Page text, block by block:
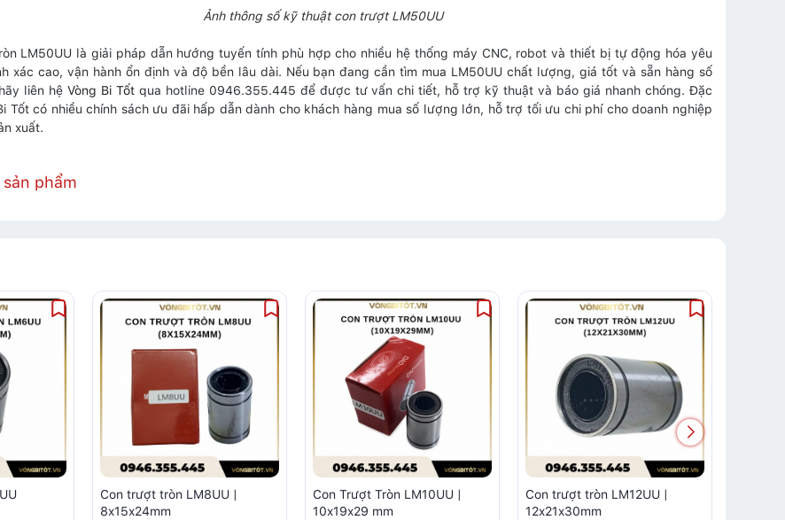
Ảnh thông số kỹ thuật con trượt LM50UU
LM50UU là giải pháp dẫn hướng tuyến tính phù hợp cho nhiều hệ thống máy CNC, robot và thiết bị tự động hóa yêu
xác cao, vận hành ổn định và độ bền lâu dài. Nếu bạn đang cần tìm mua LM50UU chất lượng, giá tốt và sẵn hàng số
liên hệ Vòng Bi Tốtqua hotline 0946.355.445 để được tư vấn chi tiết, hỗ trợ kỹ thuật và báo giá nhanh chóng. Đặc
Tốt có nhiều chính sách ưu đãi hấp dẫn dành cho khách hàng mua số lượng lớn, hỗ trợ tối ưu chi phí cho doanh nghiệp
xuất.
phẩm
Con trượt tròn LM8UU |
8x15x24mm
Con Trượt Tròn LM10UU |
10x19x29 mm
Con trượt tròn LM12UU |
12x21x30mm